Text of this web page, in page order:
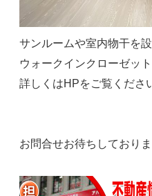
サンルームや室内物干を
ウォークインクローゼッ
詳しくはHPをご覧くださ
お問合せお待ちしておりま